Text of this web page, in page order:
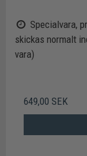
Specialvara,
skickas normalt
vara)
649,00 SEK